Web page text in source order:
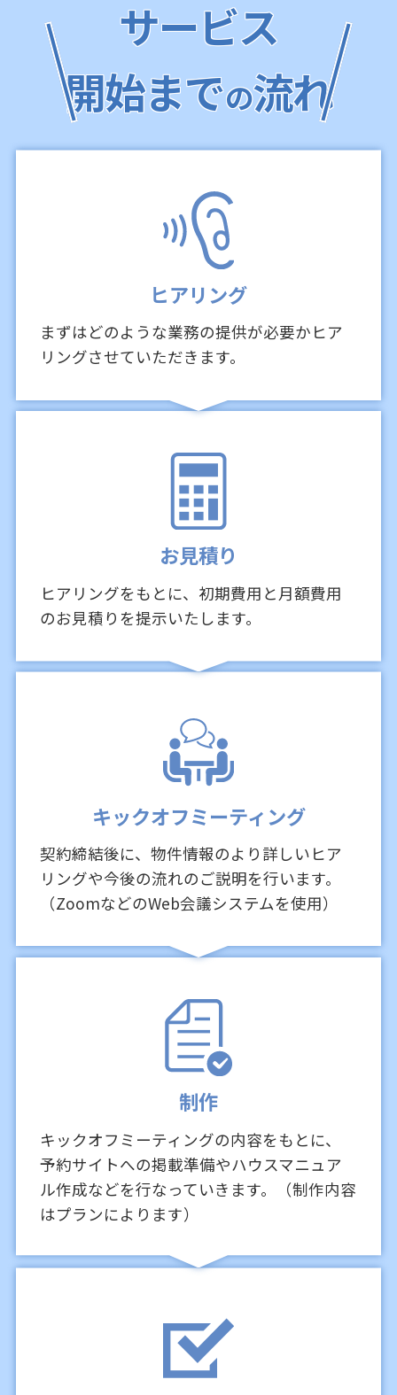
サービス
開始までの流れ
ヒアリング
まずはどのような業務の提供が必要かヒア
リングさせていただきます。
お見積り
ヒアリングをもとに、初期費用と月額費用
のお見積りを提示いたします。
キックオフミーティング
契約締結後に、物件情報のより詳しいヒア
リングや今後の流れのご説明を行います。
（ZoomなどのWeb会議システムを使用）
制作
キックオフミーティングの内容をもとに、
予約サイトへの掲載準備やハウスマニュア
ル作成などを行なっていきます。（制作内容
はプランによります）